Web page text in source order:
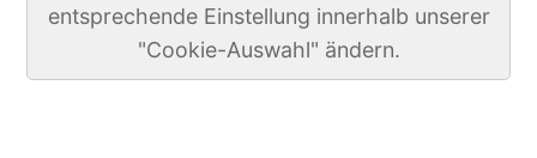
entsprechende Einstellung innerhalb unserer
"Cookie-Auswahl" ändern.